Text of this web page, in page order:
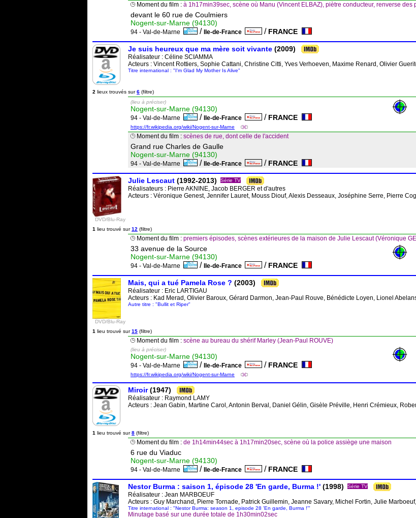
Moment du film : à 1h17min39sec, scène où Manu (Vincent ELBAZ), piètre conducteur, renverse des
devant le 60 rue de Coulmiers
Nogent-sur-Marne (94130)
94 - Val-de-Marne / Ile-de-France / FRANCE
Je suis heureux que ma mère soit vivante (2009)
Réalisateur : Céline SCIAMMA
Acteurs : Vincent Rottiers, Sophie Cattani, Christine Citti, Yves Verhoeven, Maxime Renard, Olivier
Titre international : "I'm Glad My Mother Is Alive"
2 lieux trouvés sur6 (filtre)
(lieu à préciser)
Nogent-sur-Marne (94130)
94 - Val-de-Marne / Ile-de-France / FRANCE
https://fr.wikipedia.org/wiki/Nogent-sur-Marne
Moment du film : scènes de rue, dont celle de l'accident
Grand rue Charles de Gaulle
Nogent-sur-Marne (94130)
94 - Val-de-Marne / Ile-de-France / FRANCE
DVD/Blu-Ray
Julie Lescaut (1992-2013) Série TV
Réalisateurs : Pierre AKNINE, Jacob BERGER et d'autres
Acteurs : Véronique Genest, Jennifer Lauret, Mouss Diouf, Alexis Desseaux, Joséphine Serre, Pierre
1 lieu trouvé sur12 (filtre)
Moment du film : premiers épisodes, scènes extérieures de la maison de Julie Lescaut (Véronique
33 avenue de la Source
Nogent-sur-Marne (94130)
94 - Val-de-Marne / Ile-de-France / FRANCE
DVD/Blu-Ray
Mais, qui a tué Pamela Rose ? (2003)
Réalisateur : Eric LARTIGAU
Acteurs : Kad Merad, Olivier Baroux, Gérard Darmon, Jean-Paul Rouve, Bénédicte Loyen, Lionel
Autre titre : "Bullit et Riper"
1 lieu trouvé sur15 (filtre)
Moment du film : scène au bureau du shérif Marley (Jean-Paul ROUVE)
(lieu à préciser)
Nogent-sur-Marne (94130)
94 - Val-de-Marne / Ile-de-France / FRANCE
https://fr.wikipedia.org/wiki/Nogent-sur-Marne
Miroir(1947)
Réalisateur : Raymond LAMY
Acteurs : Jean Gabin, Martine Carol, Antonin Berval, Daniel Gélin, Gisèle Préville, Henri Crémieux,
1 lieu trouvé sur8 (filtre)
Moment du film : de 1h14min44sec à 1h17min20sec, scène où la police assiège une maison
6 rue du Viaduc
Nogent-sur-Marne (94130)
94 - Val-de-Marne / Ile-de-France / FRANCE
Nestor Burma : saison 1, épisode 28 'En garde, Burma !' (1998) Série TV
Réalisateur : Jean MARBOEUF
Acteurs : Guy Marchand, Pierre Tornade, Patrick Guillemin, Jeanne Savary, Michel Fortin, Julie
Titre international : "Nestor Burma: season 1, episode 28 'En garde, Burma !'"
Minutage basé sur une durée totale de 1h30min02sec